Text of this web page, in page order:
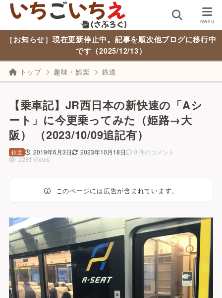
［お知らせ］現在更新停止中。記事を順次他ブログに移行中
です（2025/12/13）
トップ 趣味・娯楽 鉄道
【乗車記】JR西日本の新快速の「Aシ
ート」に今更乗ってみた（姫路→大
阪） （2023/10/09追記有）
2019年6月3日 2023年10月18日
鉄道
0 件のコメント
2281 Views
このページには広告が含まれています。